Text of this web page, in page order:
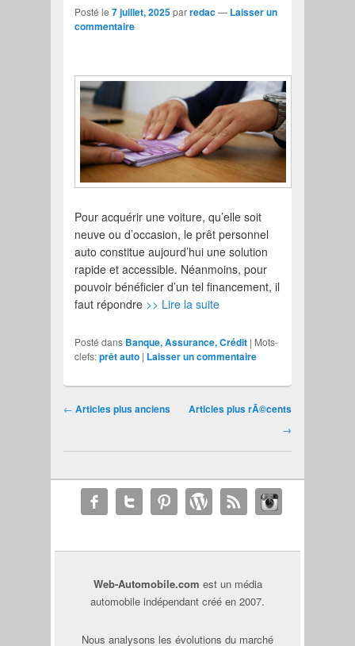
Posté le7 juillet, 2025parredac— Laisser un
commentaire
Pour acquérir une voiture, qu’elle soit
neuve ou d’occasion, le prêt personnel
auto constitue aujourd’hui une solution
rapide et accessible. Néanmoins, pour
pouvoir bénéficier d’un tel financement, il
faut répondre >> Lire la suite
Posté dans Banque, Assurance, Crédit | Mots-
clefs:prêt auto | Laisser un commentaire
Navigation des articles
← Articles plus anciens Articles plus rÃ©cents
→
Web-Automobile.com est un média
automobile indépendant créé en 2007.
Nous analysons les évolutions du marché